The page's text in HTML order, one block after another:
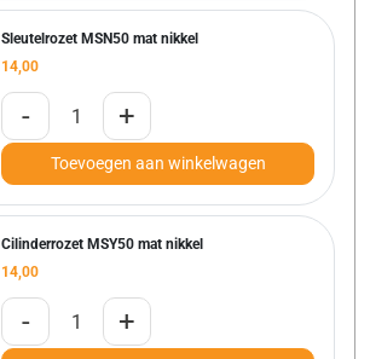
Sleutelrozet MSN50 mat nikkel
14,00
- +
Toevoegen aan winkelwagen
Cilinderrozet MSY50 mat nikkel
14,00
- +